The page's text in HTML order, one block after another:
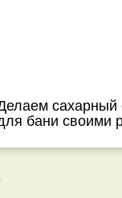
сахарный
бани своими